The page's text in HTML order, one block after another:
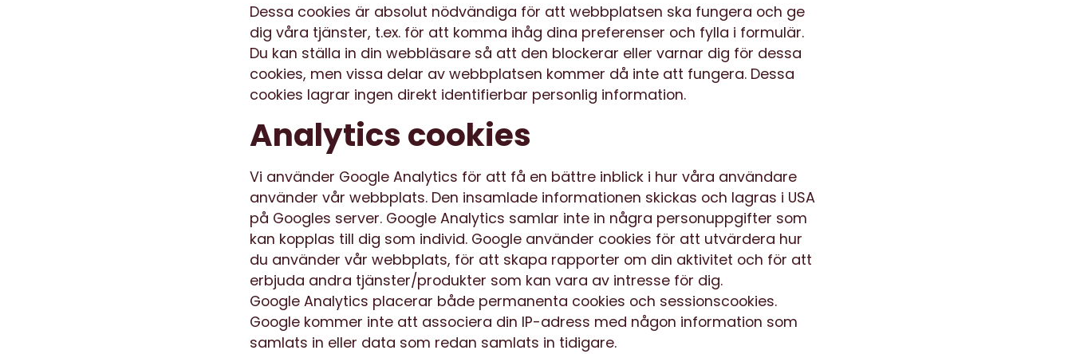
Dessa cookies är absolut nödvändiga för att webbplatsen ska fungera och ge
dig våra tjänster, t.ex. för att komma ihåg dina preferenser och fylla i formulär.
Du kan ställa in din webbläsare så att den blockerar eller varnar dig för dessa
cookies, men vissa delar av webbplatsen kommer då inte att fungera. Dessa
cookies lagrar ingen direkt identifierbar personlig information.
Analytics cookies
Vi använder Google Analytics för att få en bättre inblick i hur våra användare
använder vår webbplats. Den insamlade informationen skickas och lagras i USA
på Googles server. Google Analytics samlar inte in några personuppgifter som
kan kopplas till dig som individ. Google använder cookies för att utvärdera hur
du använder vår webbplats, för att skapa rapporter om din aktivitet och för att
erbjuda andra tjänster/produkter som kan vara av intresse för dig.
Google Analytics placerar både permanenta cookies och sessionscookies.
Google kommer inte att associera din IP-adress med någon information som
samlats in eller data som redan samlats in tidigare.